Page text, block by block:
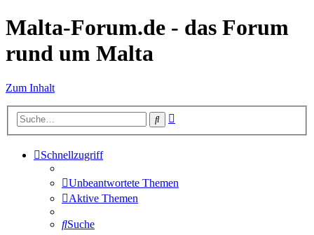
Malta-Forum.de - das Forum
rund um Malta
Zum Inhalt
Suche
Schnellzugriff
Unbeantwortete Themen
Aktive Themen
Suche